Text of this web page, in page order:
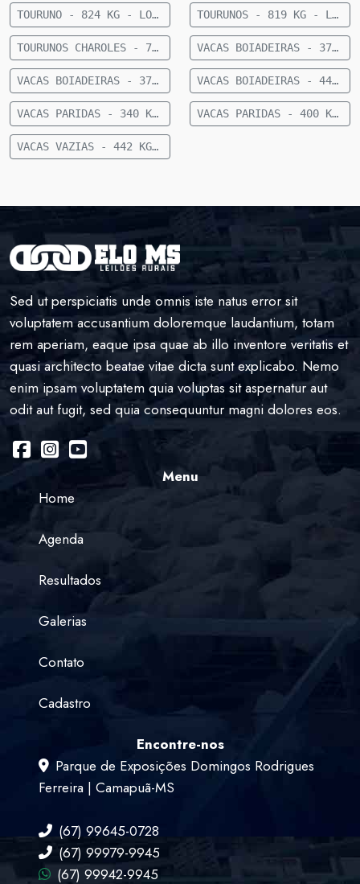
TOURUNO - 824 KG - LOTE E07 - 1 TOURUNO NELORE - 824 KG - 35 KM DE CAMAPUÃ TOURUNOS - 819 KG - LOTE E60 - 5 TOURUNOS NELORE - 819 KG - 36 KM DE CAMAPUÃ
TOURUNOS CHAROLES - 709 KG - LOTE E80 - 3 TOURUNOS CHAROLÊS - 709 KG - 36 KM DE CAMAPUÃ VACAS BOIADEIRAS - 374 KG - LOTE E92 - 30 VACAS BOIADEIRAS NELORE - 374 KG - 50 KM DE CAMAPUÃ SENTIDO PARAÍSO
VACAS BOIADEIRAS - 377 KG - LOTE E83 - 11 VACAS BOIADEIRA NELORE SEM DG - 377 KG - 28 KM DE CAMAPUÃ VACAS BOIADEIRAS - 440 KG - LOTE E93 - 27 VACAS BOIADEIRAS NELORE - 440KG - 50 KM DE CAMAPUÃ SENTIDO PARAÍSO
VACAS PARIDAS - 340 KG - LOTE E88 - 21 VACAS PARIDAS (11 MACHOS E 10 FÊMEAS) - 340 KG - 28 KM DE CAMAPUÃ SENTIDO SÃO PEDRO VACAS PARIDAS - 400 KG - LOTE E89 - 7 VACAS PARIDAS (4 MACHOS E 3 FÊMEAS) - 400 KG - 50 KM DE CAMAPUÃ SENTIDO PARAISO
VACAS VAZIAS - 442 KG - LOTE E82 - 20 VACAS VAZIAS - 442 KG - 63 KM DE CAMAPUÃ SENTIDO PARAÍSO
Sed ut perspiciatis unde omnis iste natus error sit
voluptatem accusantium doloremque laudantium, totam
rem aperiam, eaque ipsa quae ab illo inventore veritatis et
quasi architecto beatae vitae dicta sunt explicabo. Nemo
enim ipsam voluptatem quia voluptas sit aspernatur aut
odit aut fugit, sed quia consequuntur magni dolores eos.
Menu
Home
Agenda
Resultados
Galerias
Contato
Cadastro
Encontre-nos
Parque de Exposições Domingos Rodrigues
Ferreira | Camapuã-MS
(67) 99645-0728
(67) 99979-9945
(67) 99942-9945